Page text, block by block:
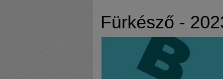
Fürkésző -